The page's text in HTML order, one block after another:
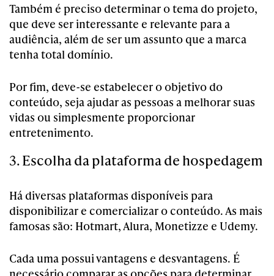
Também é preciso determinar o tema do projeto,
que deve ser interessante e relevante para a
audiência, além de ser um assunto que a marca
tenha total domínio.
Por fim, deve-se estabelecer o objetivo do
conteúdo, seja ajudar as pessoas a melhorar suas
vidas ou simplesmente proporcionar
entretenimento.
3. Escolha da plataforma de hospedagem
Há diversas plataformas disponíveis para
disponibilizar e comercializar o conteúdo. As mais
famosas são: Hotmart, Alura, Monetizze e Udemy.
Cada uma possui vantagens e desvantagens. É